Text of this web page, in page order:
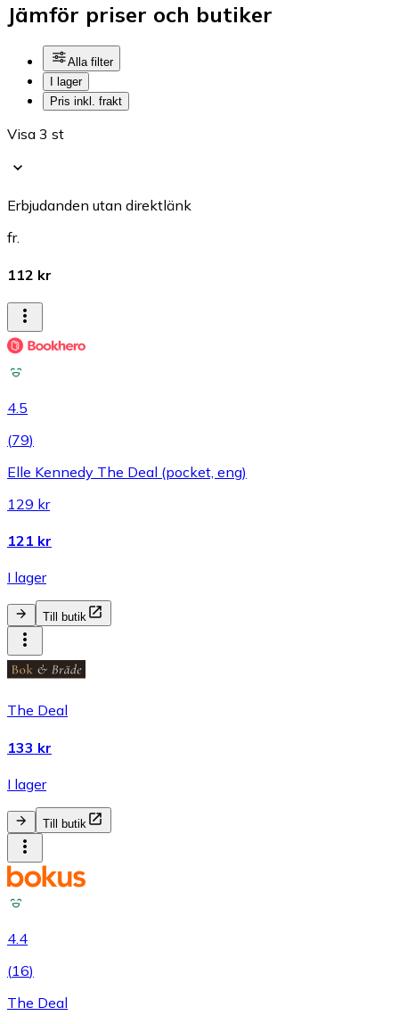
Jämför priser och butiker
Alla filter
I lager
Pris inkl. frakt
Visa 3 st
Erbjudanden utan direktlänk
fr.
112 kr
4.5
(79)
Elle Kennedy The Deal (pocket, eng)
129 kr
121 kr
I lager
Till butik
The Deal
133 kr
I lager
Till butik
4.4
(16)
The Deal